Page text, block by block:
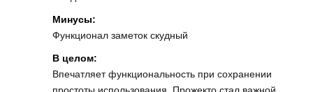
Минусы:
Функционал заметок скудный
В целом:
Впечатляет функциональность при сохранении